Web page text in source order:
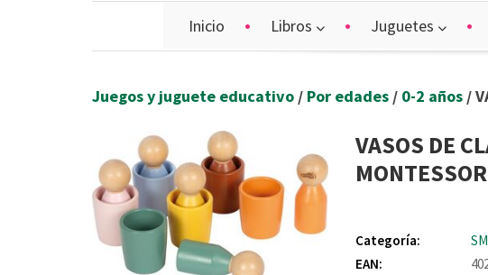
Inicio Libros Juguetes
Juegos y juguete educativo / Por edades / 0-2 años /
VASOS DE
Categoría:
EAN: